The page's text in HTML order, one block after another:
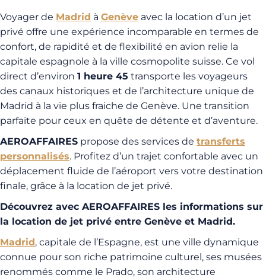
Voyager de Madrid à Genève avec la location d’un jet
privé offre une expérience incomparable en termes de
confort, de rapidité et de flexibilité en avion relie la
capitale espagnole à la ville cosmopolite suisse. Ce vol
direct d’environ 1 heure 45 transporte les voyageurs
des canaux historiques et de l’architecture unique de
Madrid à la vie plus fraiche de Genève. Une transition
parfaite pour ceux en quête de détente et d’aventure.
AEROAFFAIRES propose des services de transferts
personnalisés. Profitez d’un trajet confortable avec un
déplacement fluide de l’aéroport vers votre destination
finale, grâce à la location de jet privé.
Découvrez avec AEROAFFAIRES les informations sur
la location de jet privé entre Genève et Madrid.
Madrid, capitale de l’Espagne, est une ville dynamique
connue pour son riche patrimoine culturel, ses musées
renommés comme le Prado, son architecture